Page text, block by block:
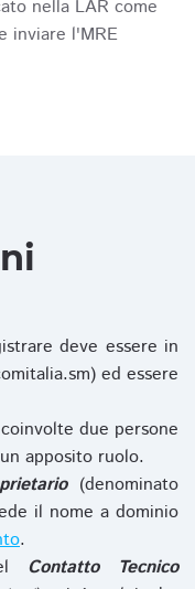
nella LAR come
inviare l'MRE
deve essere in
ed essere
due persone
apposito ruolo.
(denominato
il nome a dominio
.
Contatto Tecnico